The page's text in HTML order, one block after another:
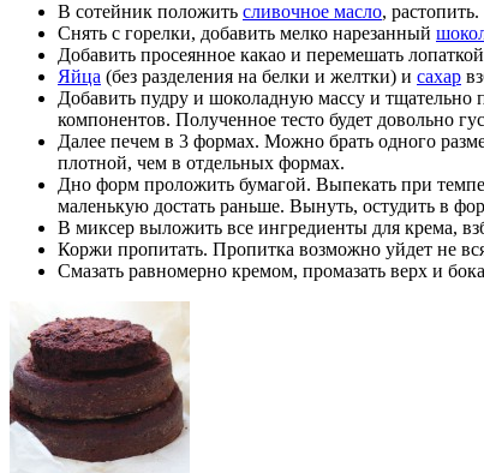
В сотейник положить сливочное масло, растопить.
Снять с горелки, добавить мелко нарезанный
Добавить просеянное какао и перемешать
Яйца (без разделения на белки и желтки) и сахар
Добавить пудру и шоколадную массу и тщательно
компонентов. Полученное тесто будет довольно
Далее печем в 3 формах. Можно брать одного
плотной, чем в отдельных формах.
Дно форм проложить бумагой. Выпекать при
маленькую достать раньше. Вынуть, остудить в
В миксер выложить все ингредиенты для крема,
Коржи пропитать. Пропитка возможно уйдет не
Смазать равномерно кремом, промазать верх и